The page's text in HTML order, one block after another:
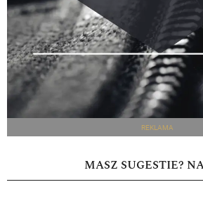
REKLAMA
MASZ SUGESTIE?